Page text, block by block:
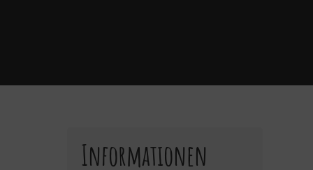
Informationen